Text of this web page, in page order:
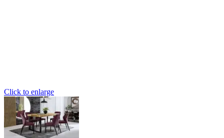
Click to enlarge